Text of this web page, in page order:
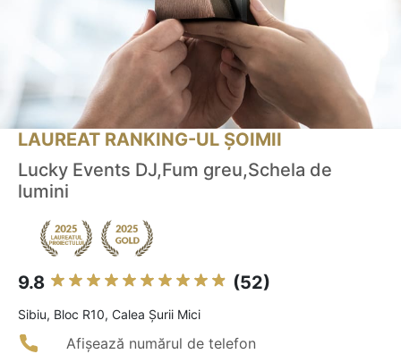
LAUREAT RANKING-UL ȘOIMII
Lucky Events DJ,Fum greu,Schela de
lumini
9.8 (52)
Sibiu, Bloc R10, Calea Șurii Mici
Afișează numărul de telefon